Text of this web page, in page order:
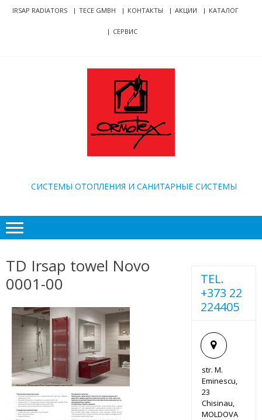
Skip
SkipIRSAP RADIATORS TECE GMBH КОНТАКТЫ АКЦИИ КАТАЛОГ
СЕРВИС
CИСТЕМЫ ОТОПЛЕНИЯ И САНИТАРНЫЕ СИСТЕМЫ
TD Irsap towel Novo
0001-00
TEL.
+373 22
224405
str. M.
Eminescu,
23
Chisinau,
MOLDOVA